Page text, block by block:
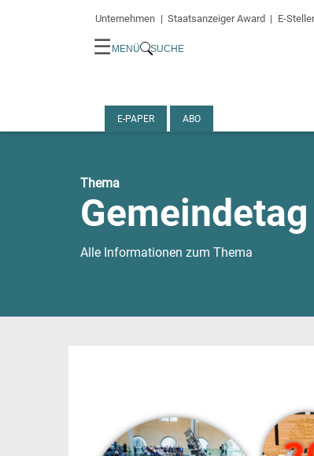
Unternehmen Staatsanzeiger Award E-
☰ MENÜ SUCHE
E-PAPER ABO
Thema
Alle Informationen zum Thema